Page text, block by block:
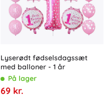
Lyserødt fødselsdagssæt
med balloner - 1 år
På lager
69 kr.